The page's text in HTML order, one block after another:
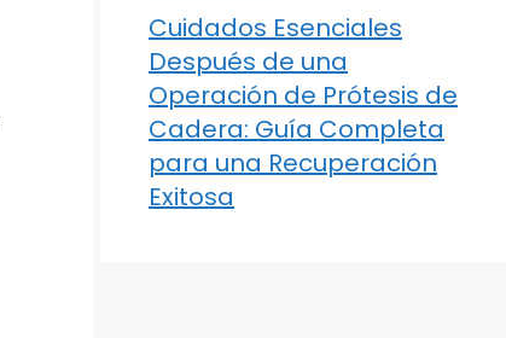
Cuidados Esenciales
Después de una
Operación de Prótesis de
Cadera: Guía Completa
para una Recuperación
Exitosa